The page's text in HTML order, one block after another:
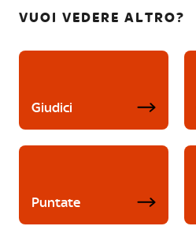
VUOI VEDERE ALTRO?
Giudici
Puntate